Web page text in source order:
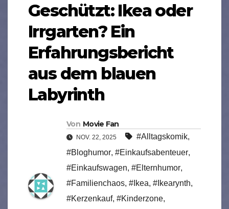
Geschützt: Ikea oder
Irrgarten? Ein
Erfahrungsbericht
aus dem blauen
Labyrinth
Von Movie Fan
NOV. 22, 2025 #Alltagskomik,
#Bloghumor, #Einkaufsabenteuer,
#Einkaufswagen, #Elternhumor,
#Familienchaos, #Ikea, #Ikearynth,
#Kerzenkauf, #Kinderzone,